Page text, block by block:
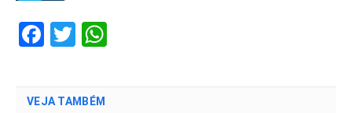
Facebook
Twitter
VEJA TAMBÉM